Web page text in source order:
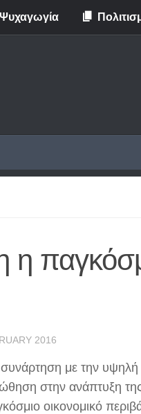
Ψυχαγωγία
η
2016
με την υψηλή
στην ανάπτυξη
οικονομικό